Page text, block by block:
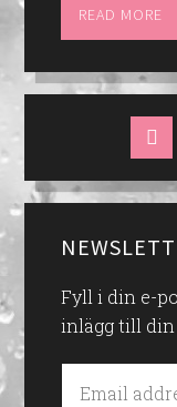
READ MORE
Fyll i din e-
inlägg till din